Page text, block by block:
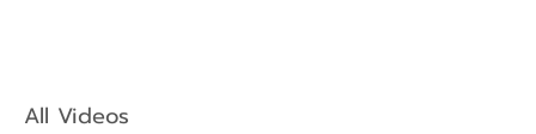
All Videos